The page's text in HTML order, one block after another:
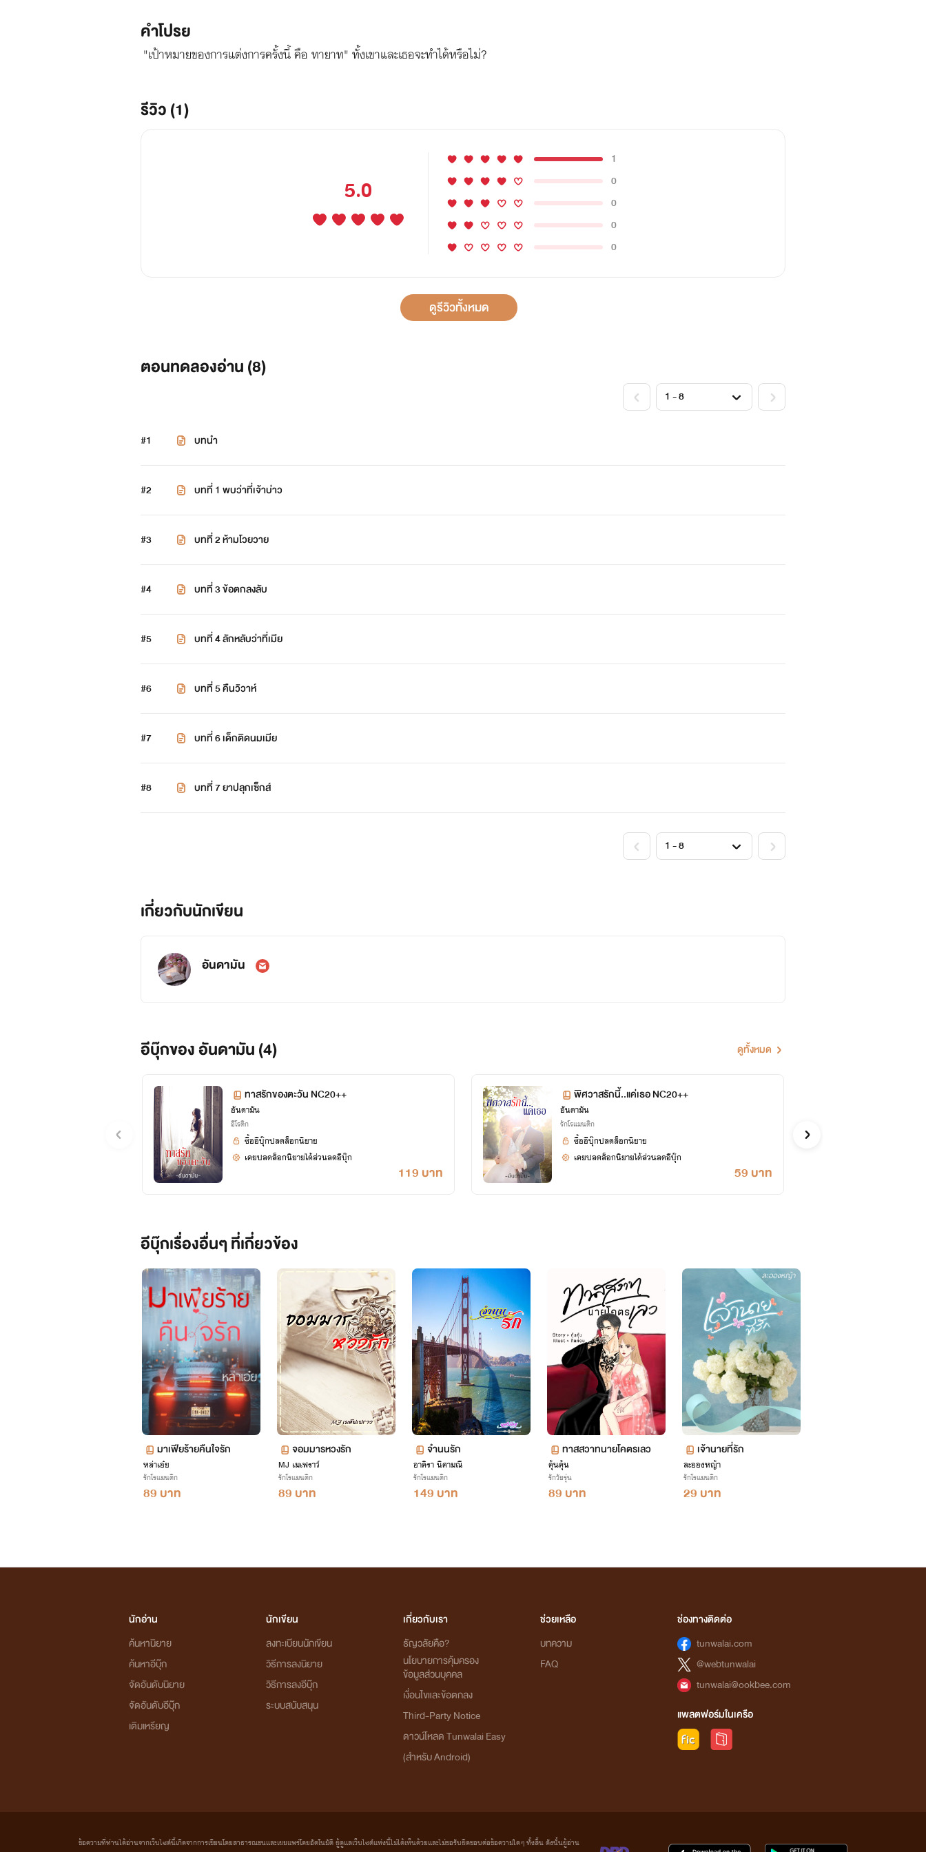
คำโปรย
"เป้าหมายของการแต่งการครั้งนี้ คือ ทายาท" ทั้งเขาและเธอจะทำได้หรือไม่?
รีวิว (1)
5.0
1
0
0
0
0
ดูรีวิวทั้งหมด
ตอนทดลองอ่าน (8)
#1 บทนำ
#2 บทที่ 1 พบว่าที่เจ้าบ่าว
#3 บทที่ 2 ห้ามโวยวาย
#4 บทที่ 3 ข้อตกลงลับ
#5 บทที่ 4 ลักหลับว่าที่เมีย
#6 บทที่ 5 คืนวิวาห์
#7 บทที่ 6 เด็กติดนมเมีย
#8 บทที่ 7 ยาปลุกเซ็กส์
เกี่ยวกับนักเขียน
อันดามัน
อีบุ๊กของ อันดามัน (4) ดูทั้งหมด
ทาสรักของตะวัน NC20++
อันดามัน
อีโรติก
119 บาท
ซื้ออีบุ๊กปลดล็อกนิยาย
เคยปลดล็อกนิยายได้ส่วนลดอีบุ๊ก
พิศวาสรักนี้..แค่เธอ NC20++
อันดามัน
รักโรแมนติก
59 บาท
ซื้ออีบุ๊กปลดล็อกนิยาย
เคยปลดล็อกนิยายได้ส่วนลดอีบุ๊ก
อีบุ๊กเรื่องอื่นๆ ที่เกี่ยวข้อง
มาเฟียร้ายคืนใจรัก
หล่าเอ๋ย
รักโรแมนติก
89 บาท
จอมมารหวงรัก
MJ เมเฟราว์
รักโรแมนติก
89 บาท
จำนนรัก
อาคิรา นิศามณี
รักโรแมนติก
149 บาท
ทาสสวาทนายโคตรเลว
คุ้นคุ้น
รักวัยรุ่น
89 บาท
เจ้านายที่รัก
ละอองหญ้า
รักโรแมนติก
29 บาท
นักอ่าน
ค้นหานิยาย
ค้นหาอีบุ๊ก
จัดอันดับนิยาย
จัดอันดับอีบุ๊ก
เติมเหรียญ
นักเขียน
ลงทะเบียนนักเขียน
วิธีการลงนิยาย
วิธีการลงอีบุ๊ก
ระบบสนับสนุน
เกี่ยวกับเรา
ธัญวลัยคือ?
นโยบายการคุ้มครอง
ข้อมูลส่วนบุคคล
เงื่อนไขและข้อตกลง
Third-Party Notice
ดาวน์โหลด Tunwalai Easy
(สำหรับ Android)
ช่วยเหลือ
บทความ
FAQ
ช่องทางติดต่อ
tunwalai.com
@webtunwalai
tunwalai@ookbee.com
แพลตฟอร์มในเครือ
ข้อความที่ท่านได้อ่านจากเว็บไซต์นี้เกิดจากการเขียนโดยสาธารณชนและเผยแพร่โดยอัตโนมัติ ผู้ดูแลเว็บไซต์แห่งนี้ไม่ได้เห็นด้วยและไม่ขอรับผิดชอบต่อข้อความใดๆ ทั้งสิ้น ดังนั้นผู้อ่าน